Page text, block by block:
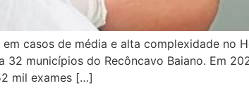
casos de média e alta complexidade no
municípios do Recôncavo Baiano. Em
mil exames […]